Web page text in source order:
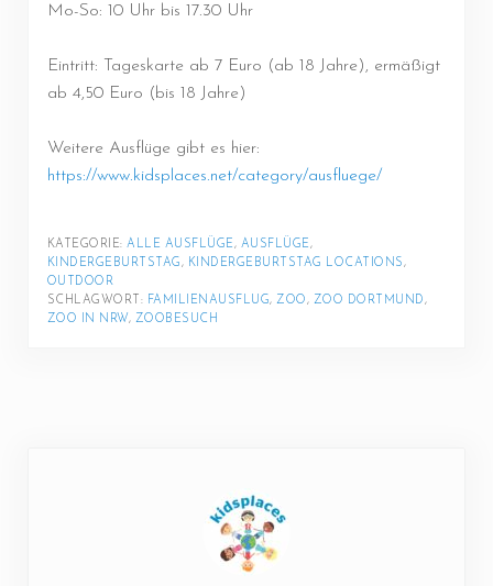
Mo-So: 10 Uhr bis 17.30 Uhr
Eintritt: Tageskarte ab 7 Euro (ab 18 Jahre), ermäßigt
ab 4,50 Euro (bis 18 Jahre)
Weitere Ausflüge gibt es hier:
https://www.kidsplaces.net/category/ausfluege/
KATEGORIE: ALLE AUSFLÜGE, AUSFLÜGE
KINDERGEBURTSTAG, KINDERGEBURTSTAG LOCATIONS
OUTDOOR
SCHLAGWORT: FAMILIENAUSFLUG, ZOO, ZOO DORTMUND
ZOO IN NRW, ZOOBESUCH